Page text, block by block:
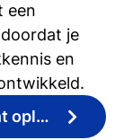
een
je
en
Bekijk hospitality management opleidingen